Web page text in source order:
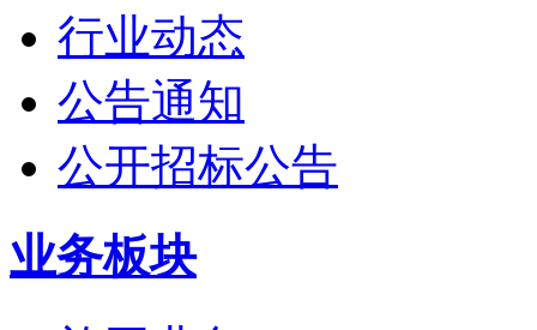
行业动态
公告通知
公开招标公告
业务板块